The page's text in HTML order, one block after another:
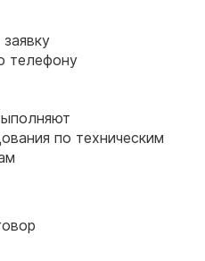
телефону
по техническим